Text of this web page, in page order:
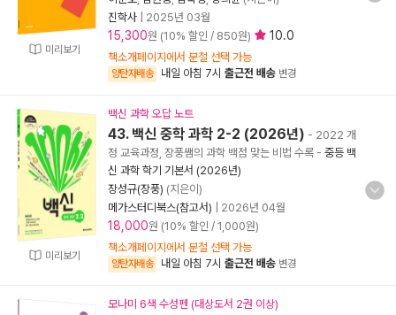
미리보기
진학사
2025년 03월
15,300원 (10% 할인 / 850원) 10.0
책소개페이지에서 분철 선택 가능
양탄자배송 내일 아침 7시 출근전 배송 변경
미리보기
백신 과학 오답 노트
43. 백신 중학 과학 2-2 (2026년) - 2022 개
정 교육과정, 장풍쌤의 과학 백점 맞는 비법 수록 - 중등 백
신 과학 학기 기본서 (2026년)
장성규(장풍) (지은이)
메가스터디북스(참고서)
2026년 04월
18,000원 (10% 할인 / 1,000원)
책소개페이지에서 분철 선택 가능
양탄자배송 내일 아침 7시 출근전 배송 변경
모나미 6색 수성펜 (대상도서 2권 이상)